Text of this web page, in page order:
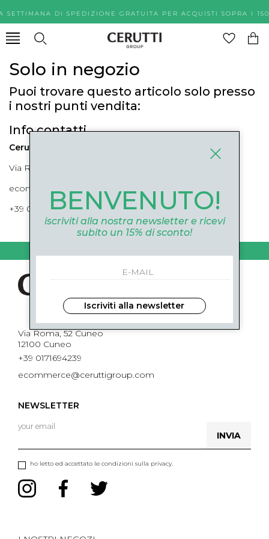
SETTIMANA DI SPEDIZIONE GRATUITA PER ACQUISTI
Solo in negozio
Puoi trovare questo articolo solo presso
i nostri punti vendita:
Info contatti
Cerutti Boutique
Via Roma, 52 Cuneo 12100 Cuneo
ecommerce@ceruttigroup.com
+39 0171694239
Via Roma, 52 Cuneo
12100 Cuneo
+39 0171694239
ecommerce@ceruttigroup.com
NEWSLETTER
ho letto ed accettato le condizioni sulla privacy.
INVIA
BENVENUTO!
iscriviti alla nostra newsletter e ricevi
subito un 15% di sconto!
Iscriviti alla newsletter